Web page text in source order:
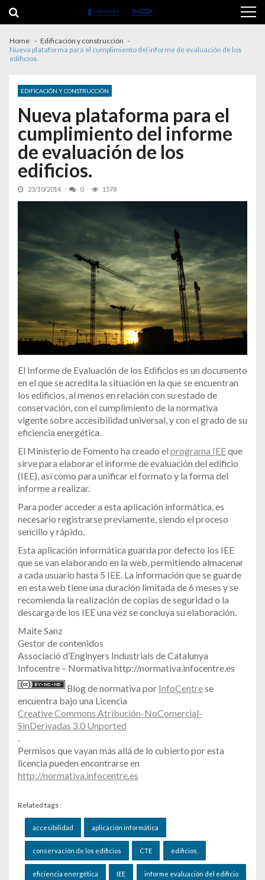
Home
Edificación y construcción
Nueva plataforma para el cumplimiento del informe de evaluación de los
edificios.
EDIFICACIÓN Y CONSTRUCCIÓN
Nueva plataforma para el
cumplimiento del informe
de evaluación de los
edificios.
23/10/2014 0 1578
El Informe de Evaluación de los Edificios es un documento
en el que se acredita la situación en la que se encuentran
los edificios, al menos en relación con su estado de
conservación, con el cumplimiento de la normativa
vigente sobre accesibilidad universal, y con el grado de su
eficiencia energética.
El Ministerio de Fomento ha creado el programa IEEque
sirve para elaborar el informe de evaluación del edificio
(IEE), así como para unificar el formato y la forma del
informe a realizar.
Para poder acceder a esta aplicación informática, es
necesario registrarse previamente, siendo el proceso
sencillo y rápido.
Esta aplicación informática guarda por defecto los IEE
que se van elaborando en la web, permitiendo almacenar
a cada usuario hasta 5 IEE. La información que se guarde
en esta web tiene una duración limitada de 6 meses y se
recomienda la realización de copias de seguridad o la
descarga de los IEE una vez se concluya su elaboración.
Maite Sanz
Gestor de contenidos
Associació d’Enginyers Industrials de Catalunya
Infocentre – Normativa http://normativa.infocentre.es
Blog de normativa por InfoCentrese
encuentra bajo una Licencia
Creative Commons Atribución-NoComercial-
SinDerivadas 3.0 Unported
.
Permisos que vayan más allá de lo cubierto por esta
licencia pueden encontrarse en
http://normativa.infocentre.es
Related tags :
accesibilidad aplicación informática
conservación de los edificios CTE edificios.
eficiencia energética IEE informe evaluación del edificio